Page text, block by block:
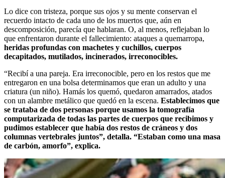
Lo dice con tristeza, porque sus ojos y su mente conservan el
recuerdo intacto de cada uno de los muertos que, aún en
descomposición, parecía que hablaran. O, al menos, reflejaban lo
que enfrentaron durante el fallecimiento: ataques a quemarropa,
heridas profundas con machetes y cuchillos, cuerpos
decapitados, mutilados, incinerados, irreconocibles.
“Recibí a una pareja. Era irreconocible, pero en los restos que me
entregaron en una bolsa determinamos que eran un adulto y una
criatura (un niño). Hamás los quemó, quedaron amarrados, atados
con un alambre metálico que quedó en la escena. Establecimos que
se trataba de dos personas porque usamos la tomografía
computarizada de todas las partes de cuerpos que recibimos y
pudimos establecer que había dos restos de cráneos y dos
columnas vertebrales juntos”, detalla. “Estaban como una masa
de carbón, amorfo”, explica.